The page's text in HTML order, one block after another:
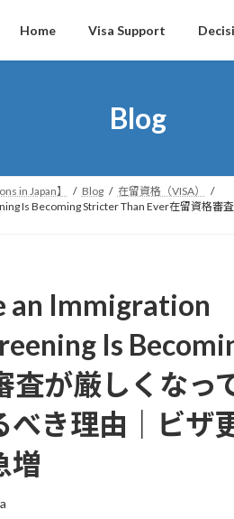
Home Visa Support
Blog
in Japan】 Blog
在留資格（VISA）
Is Becoming Stricter Than Ever在留資格
an Immigration
Is
が厳しくなっ
き理由｜ビザ
増